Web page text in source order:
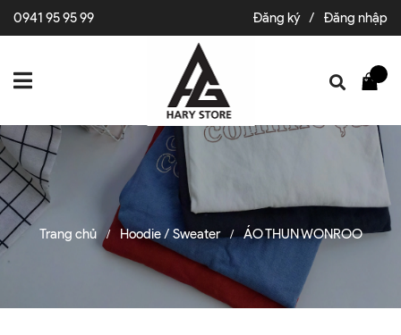
0941 95 95 99 Đăng ký / Đăng nhập
Trang chủ / Hoodie / Sweater / ÁO THUN WONROO